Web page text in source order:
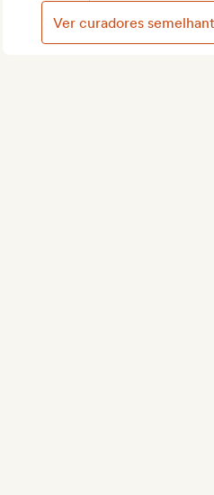
Ver curadores